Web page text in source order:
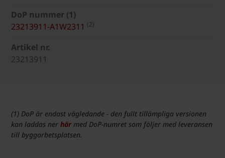
DoP nummer (1)
23213911-A1W2311 (2)
Artikel nr.
23213911
(1) DoP är endast vägledande - den fullt tillämpliga versionen
kan laddas ner här med DoP-numret som följer med leveransen
till byggarbetsplatsen.